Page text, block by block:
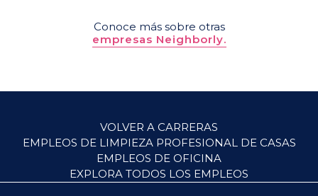
Conoce más sobre otras
empresas Neighborly.
VOLVER A CARRERAS
EMPLEOS DE LIMPIEZA PROFESIONAL DE CASAS
EMPLEOS DE OFICINA
EXPLORA TODOS LOS EMPLEOS